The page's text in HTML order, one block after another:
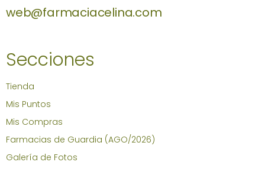
web@farmaciacelina.com
Secciones
Tienda
Mis Puntos
Mis Compras
Farmacias de Guardia (AGO/2026)
Galería de Fotos